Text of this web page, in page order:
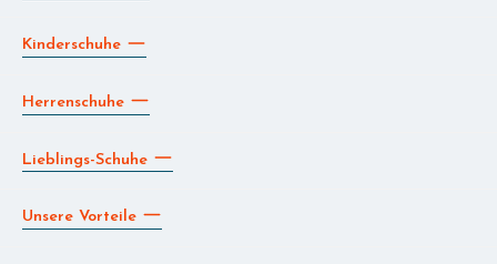
Kinderschuhe
Herrenschuhe
Lieblings-Schuhe
Unsere Vorteile